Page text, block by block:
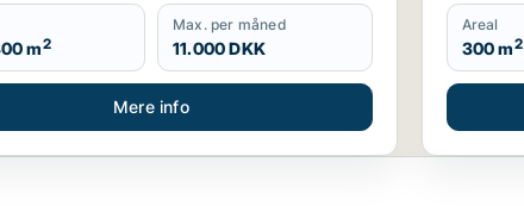
m2
Max. per måned
11.000 DKK
Mere info
Areal
300 m2